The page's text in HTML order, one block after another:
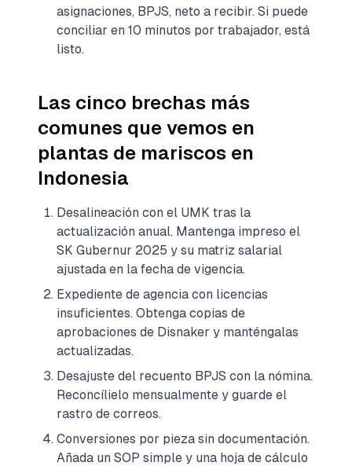
asignaciones, BPJS, neto a recibir. Si puede
conciliar en 10 minutos por trabajador, está
listo.
Las cinco brechas más
comunes que vemos en
plantas de mariscos en
Indonesia
Desalineación con el UMK tras la
actualización anual. Mantenga impreso el
SK Gubernur 2025 y su matriz salarial
ajustada en la fecha de vigencia.
Expediente de agencia con licencias
insuficientes. Obtenga copias de
aprobaciones de Disnaker y manténgalas
actualizadas.
Desajuste del recuento BPJS con la nómina.
Reconcílielo mensualmente y guarde el
rastro de correos.
Conversiones por pieza sin documentación.
Añada un SOP simple y una hoja de cálculo